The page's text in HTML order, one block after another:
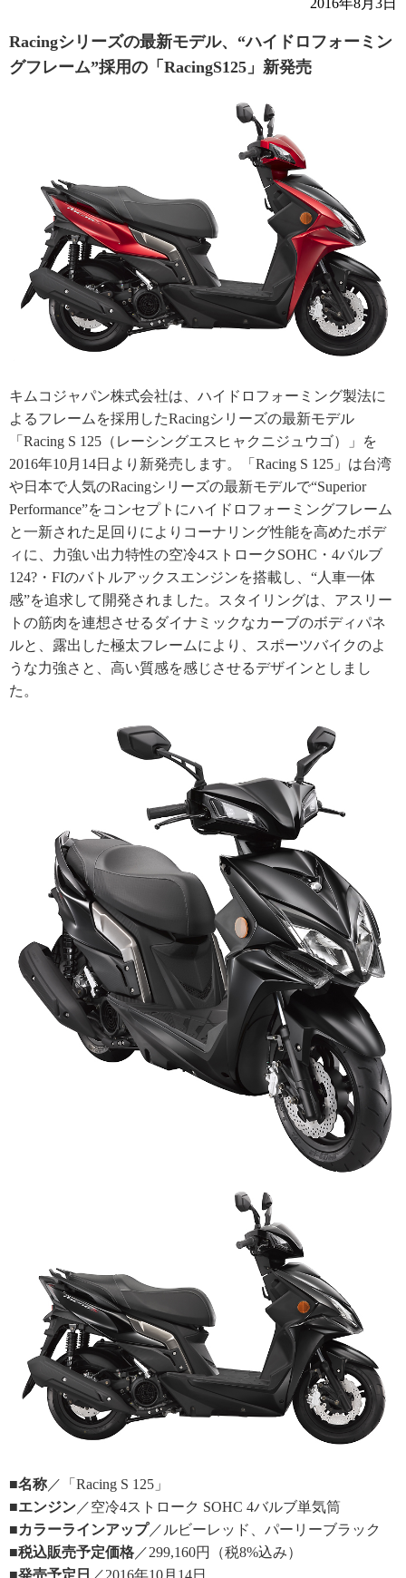
Racingシリーズの最新モデル、“ハイドロフォーミン
グフレーム”採用の「RacingS125」新発売
キムコジャパン株式会社は、ハイドロフォーミング製法に
よるフレームを採用したRacingシリーズの最新モデル
「Racing S 125（レーシングエスヒャクニジュウゴ）」を
2016年10月14日より新発売します。「Racing S 125」は台湾
や日本で人気のRacingシリーズの最新モデルで“Superior
Performance”をコンセプトにハイドロフォーミングフレーム
と一新された足回りによりコーナリング性能を高めたボデ
ィに、力強い出力特性の空冷4ストロークSOHC・4バルブ
124?・FIのバトルアックスエンジンを搭載し、“人車一体
感”を追求して開発されました。スタイリングは、アスリー
トの筋肉を連想させるダイナミックなカーブのボディパネ
ルと、露出した極太フレームにより、スポーツバイクのよ
うな力強さと、高い質感を感じさせるデザインとしまし
た。
■名称 ／「Racing S 125」
■エンジン ／空冷4ストローク SOHC 4バルブ単気筒
■カラーラインアップ／ルビーレッド、パーリーブラック
■税込販売予定価格 ／299,160円（税8%込み）
■発売予定日 ／2016年10月14日